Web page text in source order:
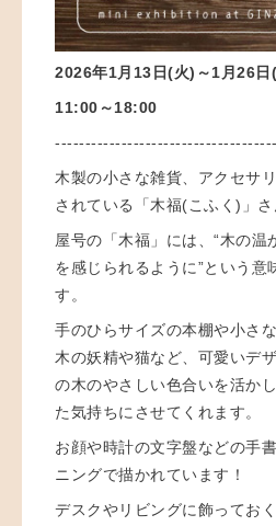
2026年1月13日(火)～1月26日(
11:00～18:00
木製の小さな雑貨、アクセサ
されている「木福(こふく)」さ
屋号の「木福」には、“木の温
を感じられるように”という意
す。
手のひらサイズの本棚や小さ
木の妖精や猫など、可愛いデ
の木のやさしい色合いを活か
た気持ちにさせてくれます。
お顔や時計の文字盤などの手
ニングで描かれています！
デスクやリビングに飾ってお